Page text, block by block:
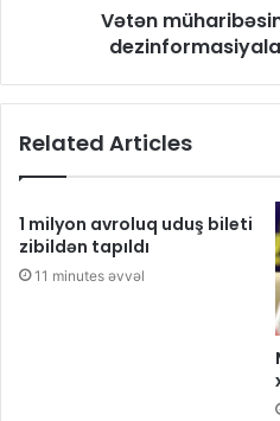
Vətən
Related Articles
1 milyon avroluq uduş bileti
zibildən tapıldı
11 minutes əvvəl